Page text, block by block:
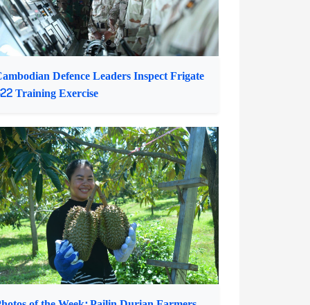
of the Week: Pailin Durian Farmers
Bountiful Harvest for Market Demand